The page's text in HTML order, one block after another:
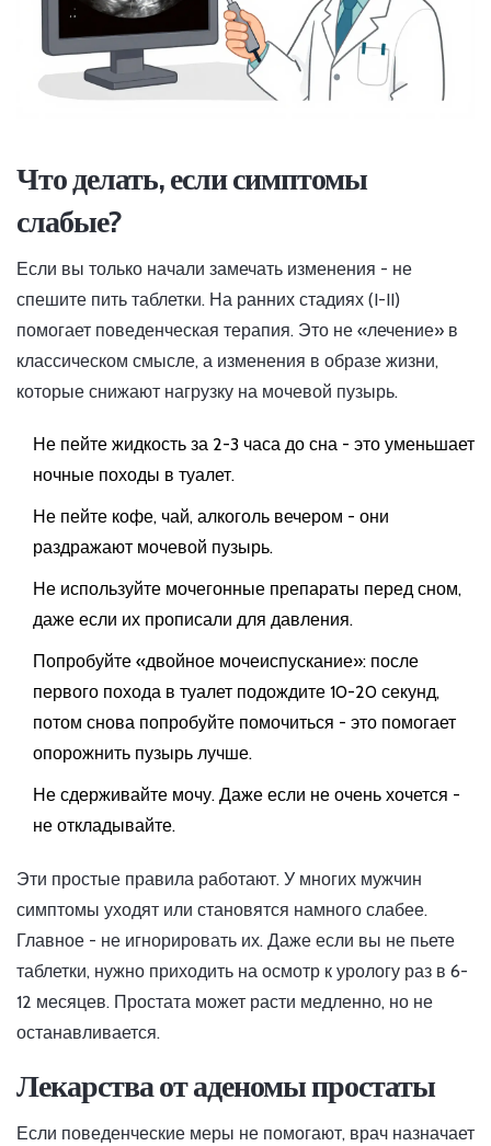
Что делать, если симптомы
слабые?
Если вы только начали замечать изменения - не
спешите пить таблетки. На ранних стадиях (I-II)
помогает поведенческая терапия. Это не «лечение» в
классическом смысле, а изменения в образе жизни,
которые снижают нагрузку на мочевой пузырь.
Не пейте жидкость за 2-3 часа до сна - это уменьшает
ночные походы в туалет.
Не пейте кофе, чай, алкоголь вечером - они
раздражают мочевой пузырь.
Не используйте мочегонные препараты перед сном,
даже если их прописали для давления.
Попробуйте «двойное мочеиспускание»: после
первого похода в туалет подождите 10-20 секунд,
потом снова попробуйте помочиться - это помогает
опорожнить пузырь лучше.
Не сдерживайте мочу. Даже если не очень хочется -
не откладывайте.
Эти простые правила работают. У многих мужчин
симптомы уходят или становятся намного слабее.
Главное - не игнорировать их. Даже если вы не пьете
таблетки, нужно приходить на осмотр к урологу раз в 6-
12 месяцев. Простата может расти медленно, но не
останавливается.
Лекарства от аденомы простаты
Если поведенческие меры не помогают, врач назначает